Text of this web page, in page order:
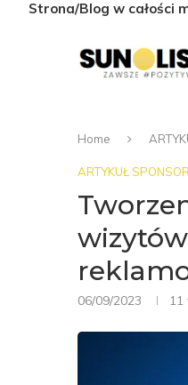
Strona/Blog w całości
Home
ARTYKUŁ
06/09/2023 11